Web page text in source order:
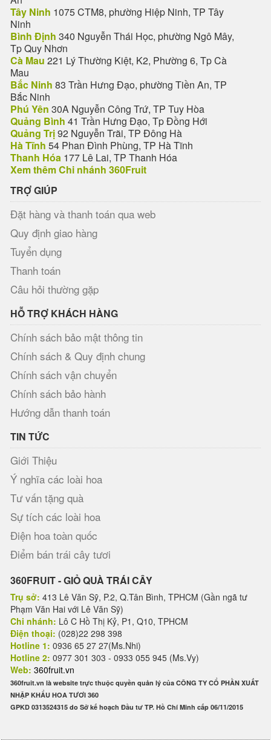
Tây Ninh 1075 CTM8, phường Hiệp Ninh, TP Tây
Ninh
Bình Định 340 Nguyễn Thái Học, phường Ngô Mây,
Tp Quy Nhơn
Cà Mau 221 Lý Thường Kiệt, K2, Phường 6, Tp Cà
Mau
Bắc Ninh 83 Trần Hưng Đạo, phường Tiền An, TP
Bắc Ninh
Phú Yên 30A Nguyễn Công Trứ, TP Tuy Hòa
Quảng Bình 41 Trần Hưng Đạo, Tp Đồng Hới
Quảng Trị92 Nguyễn Trãi, TP Đông Hà
Hà Tĩnh 54 Phan Đình Phùng, TP Hà Tĩnh
Thanh Hóa 177 Lê Lai, TP Thanh Hóa
Xem thêm Chi nhánh 360Fruit
TRỢ GIÚP
Đặt hàng và thanh toán qua web
Quy định giao hàng
Tuyển dụng
Thanh toán
Câu hỏi thường gặp
HỖ TRỢ KHÁCH HÀNG
Chính sách bảo mật thông tin
Chính sách & Quy định chung
Chính sách vận chuyển
Chính sách bảo hành
Hướng dẫn thanh toán
TIN TỨC
Giới Thiệu
Ý nghĩa các loài hoa
Tư vấn tặng quà
Sự tích các loài hoa
Điện hoa toàn quốc
Điểm bán trái cây tươi
360FRUIT - GIỎ QUÀ TRÁI CÂY
Trụ sở: 413 Lê Văn Sỹ, P.2, Q.Tân Bình, TPHCM (Gần ngã tư
Phạm Văn Hai với Lê Văn Sỹ)
Chi nhánh: Lô C Hồ Thị Kỷ, P1, Q10, TPHCM
Điện thoại: (028)22 298 398
Hotline 1: 0936 65 27 27(Ms.Nhi)
Hotline 2: 0977 301 303 - 0933 055 945 (Ms.Vy)
Web: 360fruit.vn
360fruit.vn là website trực thuộc quyền quản lý của CÔNG TY CỔ PHẦN XUẤT
NHẬP KHẨU HOA TƯƠI 360
GPKD 0313524315 do Sở kế hoạch Đầu tư TP. Hồ Chí Minh cấp 06/11/2015